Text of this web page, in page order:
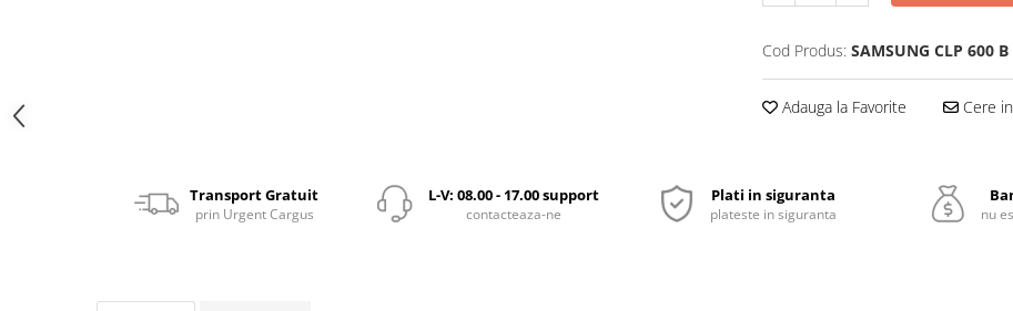
Cod Produs: SAMSUNG CLP 600 B
Adauga la Favorite Cere
Transport Gratuit
prin Urgent Cargus
L-V: 08.00 - 17.00 support
contacteaza-ne
Plati in siguranta
plateste in siguranta nu